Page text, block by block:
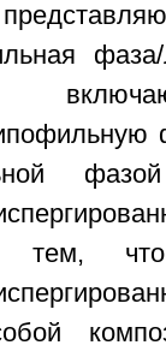
тем,